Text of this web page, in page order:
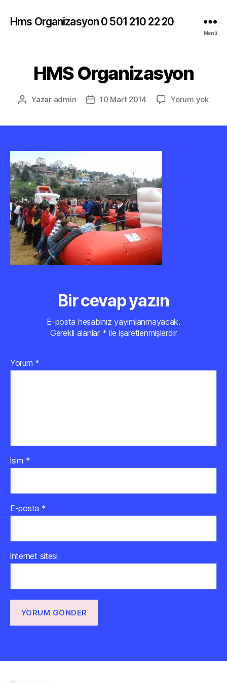
Hms Organizasyon 0 501 210 22 20
Menü
HMS Organizasyon
Yazının
Yazar admin
Yazı10 Mart 2014 Yorum yokHMS
Bir cevap yazın
E-posta hesabınız yayımlanmayacak.
Gerekli alanlar * ile işaretlenmişlerdir
Yorum *
İsim *
E-posta *
İnternet sitesi